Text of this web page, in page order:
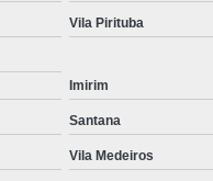
Instalação de
Vila Pirituba
Imirim
Santana
Vila Medeiros